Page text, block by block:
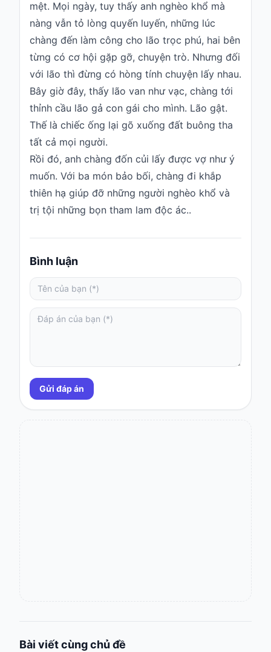
mệt. Mọi ngày, tuy thấy anh nghèo khổ mà
nàng vẫn tỏ lòng quyến luyến, những lúc
chàng đến làm công cho lão trọc phú, hai bên
từng có cơ hội gặp gỡ, chuyện trò. Nhưng đối
với lão thì đừng có hòng tính chuyện lấy nhau.
Bây giờ đây, thấy lão van như vạc, chàng tới
thỉnh cầu lão gả con gái cho mình. Lão gật.
Thế là chiếc ống lại gõ xuống đất buông tha
tất cả mọi người.
Rồi đó, anh chàng đốn củi lấy được vợ như ý
muốn. Với ba món bảo bối, chàng đi khắp
thiên hạ giúp đỡ những người nghèo khổ và
trị tội những bọn tham lam độc ác..
Bình luận
Gửi đáp án
Bài viết cùng chủ đề